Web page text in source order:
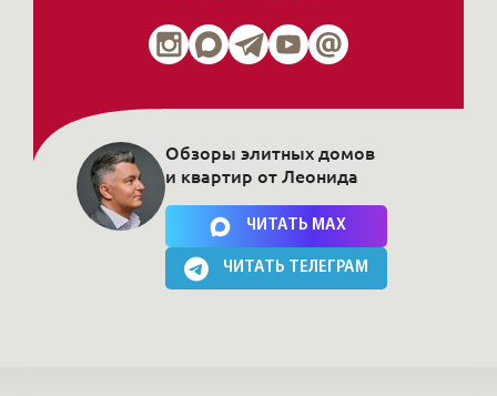
Нажимая на кнопку, Вы соглашаетесь c политикой сайта
Обзоры элитных домов
и квартир от Леонида
ЧИТАТЬ MAX
ЧИТАТЬ ТЕЛЕГРАМ